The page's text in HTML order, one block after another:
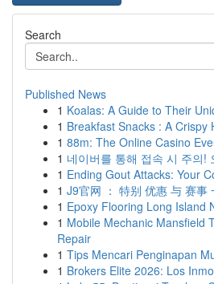
Search
Published News
1 Koalas: A Guide to Their
1 Breakfast Snacks : A Crispy
1 88m: The Online Casino
1 네이버를 통해 접속 시 주의!
1 Ending Gout Attacks: Your
1 J9官网 ： 特别 优惠 与 赛事
1 Epoxy Flooring Long Island
1 Mobile Mechanic Mansfield
Repair
1 Tips Mencari Penginapan
1 Brokers Elite 2026: Los